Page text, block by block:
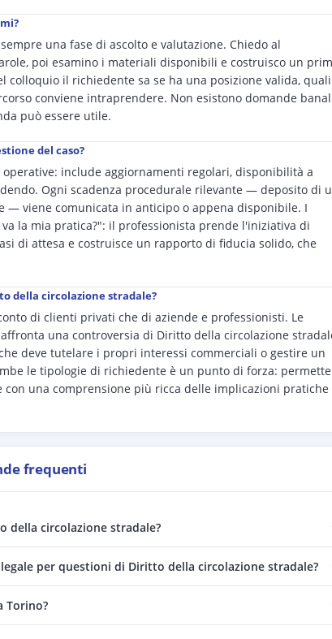
una fase di ascolto e valutazione. Chiedo al
poi esamino i materiali disponibili e costruisco un
il richiedente sa se ha una posizione valida, quali
conviene intraprendere. Non esistono domande
può essere utile.
del caso?
include aggiornamenti regolari, disponibilità a
Ogni scadenza procedurale rilevante — deposito di
— viene comunicata in anticipo o appena disponibile. I
la mia pratica?": il professionista prende l'iniziativa di
di attesa e costruisce un rapporto di fiducia solido, che
della circolazione stradale?
di clienti privati che di aziende e professionisti. Le
una controversia di Diritto della circolazione
deve tutelare i propri interessi commerciali o gestire un
le tipologie di richiedente è un punto di forza: permette
una comprensione più ricca delle implicazioni pratiche
frequenti
della circolazione stradale?
per questioni di Diritto della circolazione stradale?
Torino?